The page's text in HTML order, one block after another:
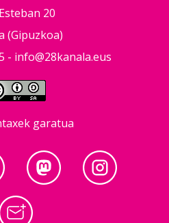
20
(Gipuzkoa)
- info@28kanala.eus
garatua